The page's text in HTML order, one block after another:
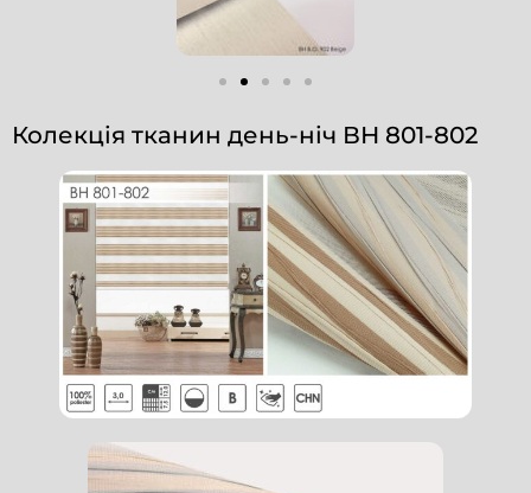
Колекція тканин день-ніч ВН 801-802